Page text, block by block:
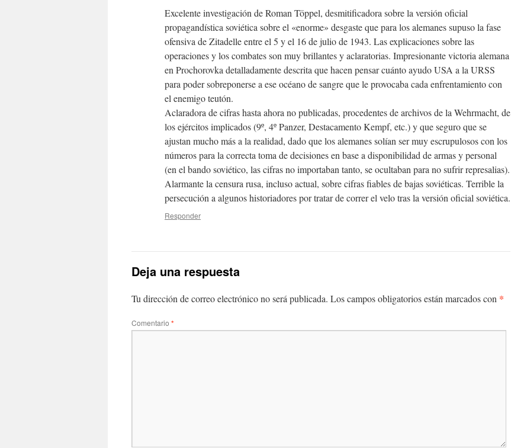
Excelente investigación de Roman Töppel, desmitificadora sobre la versión oficial
propagandística soviética sobre el «enorme» desgaste que para los alemanes supuso la fase
ofensiva de Zitadelle entre el 5 y el 16 de julio de 1943. Las explicaciones sobre las
operaciones y los combates son muy brillantes y aclaratorias. Impresionante victoria alemana
en Prochorovka detalladamente descrita que hacen pensar cuánto ayudo USA a la URSS
para poder sobreponerse a ese océano de sangre que le provocaba cada enfrentamiento con
el enemigo teutón.
Aclaradora de cifras hasta ahora no publicadas, procedentes de archivos de la Wehrmacht, de
los ejércitos implicados (9º, 4º Panzer, Destacamento Kempf, etc.) y que seguro que se
ajustan mucho más a la realidad, dado que los alemanes solían ser muy escrupulosos con los
números para la correcta toma de decisiones en base a disponibilidad de armas y personal
(en el bando soviético, las cifras no importaban tanto, se ocultaban para no sufrir represalias).
Alarmante la censura rusa, incluso actual, sobre cifras fiables de bajas soviéticas. Terrible la
persecución a algunos historiadores por tratar de correr el velo tras la versión oficial soviética.
Responder
Deja una respuesta
Tu dirección de correo electrónico no será publicada. Los campos obligatorios están marcados con *
Comentario *